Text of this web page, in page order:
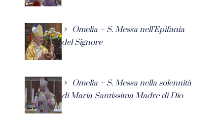
Omelia – S. Messa nell’Epifania
del Signore
Omelia – S. Messa nella solennità
di Maria Santissima Madre di Dio